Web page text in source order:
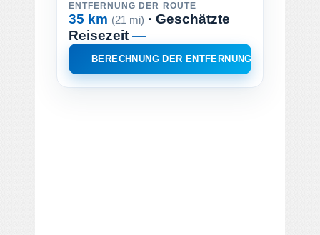
ENTFERNUNG DER ROUTE
35 km (21 mi) · Geschätzte
Reisezeit—
BERECHNUNG DER ENTFERNUNG